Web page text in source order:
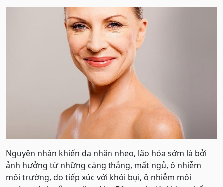
Nguyên nhân khiến da nhăn nheo, lão hóa sớm là bởi
ảnh hưởng từ những căng thẳng, mất ngủ, ô nhiễm
môi trường, do tiếp xúc với khói bụi, ô nhiễm môi